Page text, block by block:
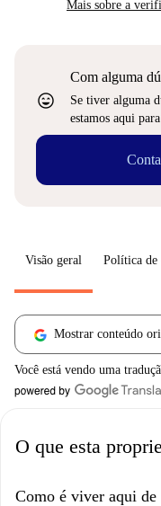
Mais sobre a
sentiment_very_satisfied
Com alguma
Se tiver alguma
estamos aqui
Visão geral Política de
Mostrar conteúdo
Você está vendo uma
O que esta
Como é viver aqui